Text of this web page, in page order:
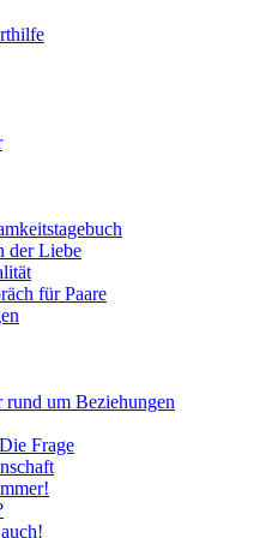
der Liebe
für Paare
um Beziehungen
Frage